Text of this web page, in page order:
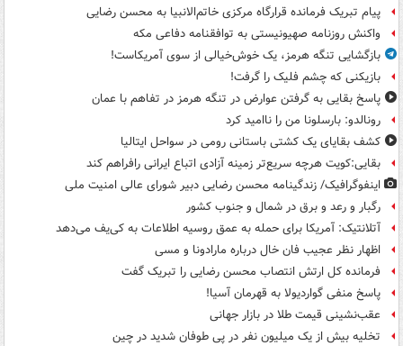
پیام تبریک فرمانده قرارگاه مرکزی خاتم‌الانبیا به محسن رضایی
واکنش روزنامه صهیونیستی به توافقنامه دفاعی مکه
بازگشایی تنگه هرمز، یک خوش‌خیالی از سوی آمریکاست!
بازیکنی که چشم فلیک را گرفت!
پاسخ بقایی به گرفتن عوارض در تنگه هرمز در تفاهم با عمان
رونالدو: بارسلونا من را ناامید کرد
کشف بقایای یک کشتی باستانی رومی در سواحل ایتالیا
بقایی:کویت هرچه سریع‌تر زمینه آزادی اتباع ایرانی رافراهم کند
اینفوگرافیک/ زندگینامه محسن رضایی دبیر شورای عالی امنیت‌ ملی
رگبار و رعد و برق در شمال و جنوب کشور
آتلانتیک: آمریکا برای حمله به عمق روسیه اطلاعات به کی‌یف می‌دهد
اظهار نظر عجیب فان خال درباره مارادونا و مسی
فرمانده کل ارتش انتصاب محسن رضایی را تبریک گفت
پاسخ منفی گواردیولا به قهرمان آسیا!
عقب‌نشینی قیمت طلا در بازار جهانی
تخلیه بیش از یک میلیون نفر در پی طوفان شدید در چین